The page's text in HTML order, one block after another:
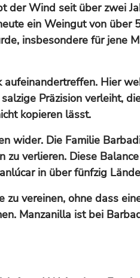
der Wind seit über zwei
ein Weingut von über
insbesondere für jene
Hier
Präzision verleiht,
kopieren lässt.
wider. Die Familie
verlieren. Diese
in über fünfzig
vereinen, ohne dass
Manzanilla ist bei